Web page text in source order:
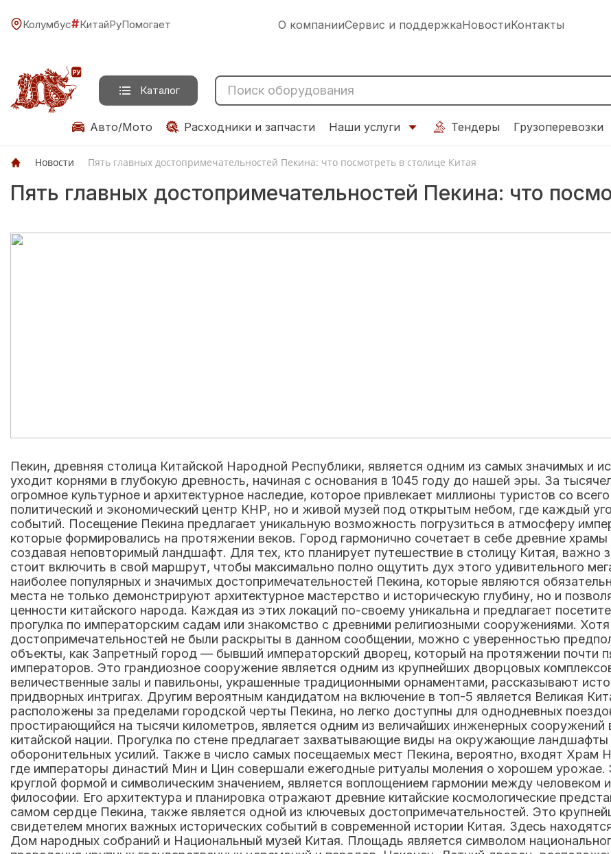
Колумбус#КитайРуПомогает О компанииСервис и поддержкаНовостиКонтакты
Каталог
Авто/Мото Расходники и запчасти Наши услуги Тендеры Грузоперевозки
Новости Пять главных достопримечательностей Пекина: что посмотреть в столице Китая
Пять главных достопримечательностей Пекина: что
Пекин, древняя столица Китайской Народной Республики, является одним из самых значимых и
уходит корнями в глубокую древность, начиная с основания в 1045 году до нашей эры. За
огромное культурное и архитектурное наследие, которое привлекает миллионы туристов со
политический и экономический центр КНР, но и живой музей под открытым небом, где каждый
событий. Посещение Пекина предлагает уникальную возможность погрузиться в атмосферу
которые формировались на протяжении веков. Город гармонично сочетает в себе древние
создавая неповторимый ландшафт. Для тех, кто планирует путешествие в столицу Китая, важно
стоит включить в свой маршрут, чтобы максимально полно ощутить дух этого удивительного
наиболее популярных и значимых достопримечательностей Пекина, которые являются
места не только демонстрируют архитектурное мастерство и историческую глубину, но и
ценности китайского народа. Каждая из этих локаций по-своему уникальна и предлагает
прогулка по императорским садам или знакомство с древними религиозными сооружениями. Хотя
достопримечательностей не были раскрыты в данном сообщении, можно с уверенностью
объекты, как Запретный город — бывший императорский дворец, который на протяжении почти
императоров. Это грандиозное сооружение является одним из крупнейших дворцовых
величественные залы и павильоны, украшенные традиционными орнаментами, рассказывают
придворных интригах. Другим вероятным кандидатом на включение в топ-5 является Великая
расположены за пределами городской черты Пекина, но легко доступны для однодневных
простирающийся на тысячи километров, является одним из величайших инженерных сооружений
китайской нации. Прогулка по стене предлагает захватывающие виды на окружающие
оборонительных усилий. Также в число самых посещаемых мест Пекина, вероятно, входят Храм
где императоры династий Мин и Цин совершали ежегодные ритуалы моления о хорошем урожае.
круглой формой и символическим значением, является воплощением гармонии между
философии. Его архитектура и планировка отражают древние китайские космологические
самом сердце Пекина, также является одной из ключевых достопримечательностей. Это
свидетелем многих важных исторических событий в современной истории Китая. Здесь
Дом народных собраний и Национальный музей Китая. Площадь является символом